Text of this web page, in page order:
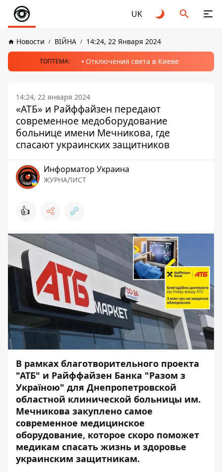
UK
Новости ВІЙНА 14:24, 22 Января 2024
ТОПТЕМА: Отключения света в Киеве
14:24, 22 января 2024
«АТБ» и Райффайзен передают
современное медоборудование
больнице имени Мечникова, где
спасают украинских защитников
Информатор Украина
ЖУРНАЛИСТ
👍
В рамках благотворительного проекта
"АТБ" и Райффайзен Банка "Разом з
Україною" для Днепропетровской
областной клинической больницы им.
Мечникова закуплено самое
современное медицинское
оборудование, которое скоро поможет
медикам спасать жизнь и здоровье
украинским защитникам.